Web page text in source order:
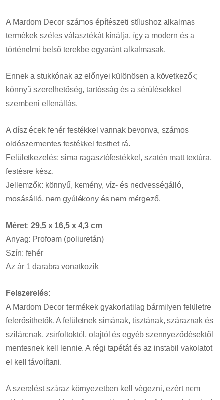
A Mardom Decor számos építészeti stílushoz alkalmas
termékek széles választékát kínálja, így a modern és a
történelmi belső terekbe egyaránt alkalmasak.
Ennek a stukkónak az előnyei különösen a következők;
könnyű szerelhetőség, tartósság és a sérülésekkel
szembeni ellenállás.
A díszlécek fehér festékkel vannak bevonva, számos
oldószermentes festékkel festhet rá.
Felületkezelés: sima ragasztófestékkel, szatén matt textúra,
festésre kész.
Jellemzők: könnyű, kemény, víz- és nedvességálló,
mosásálló, nem gyúlékony és nem mérgező.
Méret: 29,5 x 16,5 x 4,3 cm
Anyag: Profoam (poliuretán)
Szín: fehér
Az ár 1 darabra vonatkozik
Felszerelés:
A Mardom Decor termékek gyakorlatilag bármilyen felületre
felerősíthetők. A felületnek simának, tisztának, száraznak és
szilárdnak, zsírfoltoktól, olajtól és egyéb szennyeződésektől
mentesnek kell lennie. A régi tapétát és az instabil vakolatot
el kell távolítani.
A szerelést száraz környezetben kell végezni, ezért nem